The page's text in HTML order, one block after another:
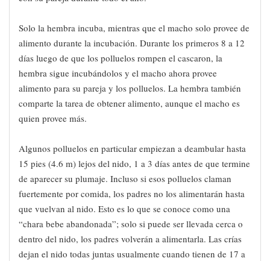
Solo la hembra incuba, mientras que el macho solo provee de
alimento durante la incubación. Durante los primeros 8 a 12
días luego de que los polluelos rompen el cascaron, la
hembra sigue incubándolos y el macho ahora provee
alimento para su pareja y los polluelos. La hembra también
comparte la tarea de obtener alimento, aunque el macho es
quien provee más.
Algunos polluelos en particular empiezan a deambular hasta
15 pies (4.6 m) lejos del nido, 1 a 3 días antes de que termine
de aparecer su plumaje. Incluso si esos polluelos claman
fuertemente por comida, los padres no los alimentarán hasta
que vuelvan al nido. Esto es lo que se conoce como una
“chara bebe abandonada”; solo si puede ser llevada cerca o
dentro del nido, los padres volverán a alimentarla. Las crías
dejan el nido todas juntas usualmente cuando tienen de 17 a